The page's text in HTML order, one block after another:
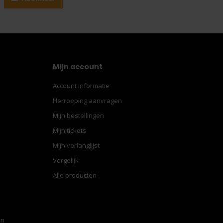
Mijn account
Account informatie
Herroeping aanvragen
Mijn bestellingen
Mijn tickets
Mijn verlanglijst
Vergelijk
Alle producten